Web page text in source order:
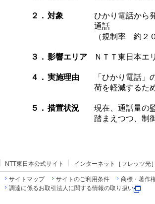
２． 対象
ひかり電話から
通話
（規制率 約２
３． 影響エリア ＮＴＴ東日本エ
４． 実施理由
「ひかり電話
荷を軽減するた
５． 措置状況
現在、通話量の
踏まえつつ、制
NTT東日本公式サイト インターネット［フレッツ光］
サイトマップ サイトのご利用条件 商標・著作
調達に係るお取引法人に関する情報の取り扱い